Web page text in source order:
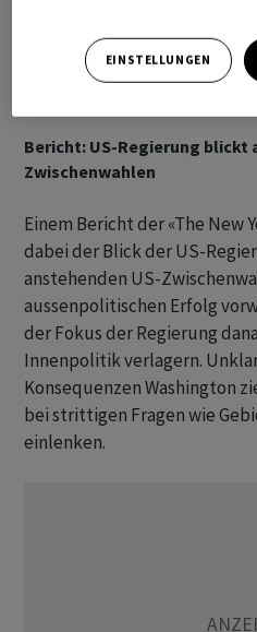
Friedensvereinbarung bis
sagte Selenskyj aber nichts
Bericht: US-Regierung blickt
Zwischenwahlen
Einem Bericht der «The New
dabei der Blick der US-
anstehenden US-
aussenpolitischen Erfolg
der Fokus der Regierung
Innenpolitik verlagern.
Konsequenzen Washington
bei strittigen Fragen wie
einlenken.
EINSTELLUNGEN